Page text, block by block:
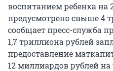
воспитанием ребенка на
предусмотрено свыше 4
сообщает пресс-служба
1,7 триллиона рублей
предоставление
12 миллиардов рублей